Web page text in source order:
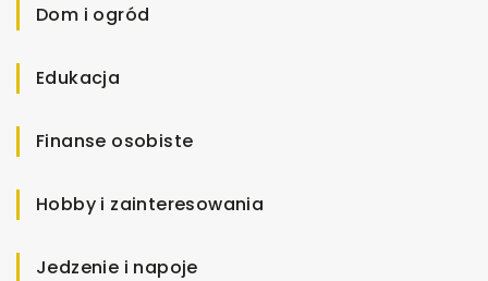
Dom i ogród
Edukacja
Finanse osobiste
Hobby i zainteresowania
Jedzenie i napoje